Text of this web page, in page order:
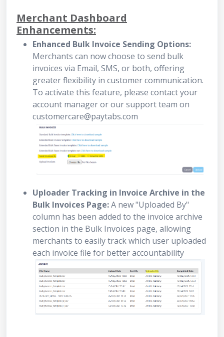
Merchant Dashboard
Enhancements:
Enhanced Bulk Invoice Sending Options:
Merchants can now choose to send bulk
invoices via Email, SMS, or both, offering
greater flexibility in customer communication.
To activate this feature, please contact your
account manager or our support team on
customercare@paytabs.com
Uploader Tracking in Invoice Archive in the
Bulk Invoices Page:A new "Uploaded By"
column has been added to the invoice archive
section in the Bulk Invoices page, allowing
merchants to easily track which user uploaded
each invoice file for better accountability